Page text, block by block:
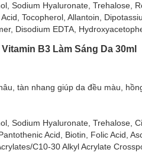
Jelly Mask Dưỡng Ẩm
20.000ppm giúp chăm sóc lỗ
ẩm bảo vệ da khỏi tác nhân gây
và giữ dưỡng chất tốt, đó là lý do
Vitamin B3 Làm Sáng
Làm Sáng Da 30mlvới
da đều màu và rạng rỡ hơn. Đồng
kiểm soát dầu thừa, giảm viêm và
Sodium Hyaluronate, Trehalose,
Tocopherol, Allantoin,
Disodium EDTA,
B3 Làm Sáng Da 30ml
tàn nhang giúp da đều màu,
Sodium Hyaluronate, Trehalose,
Acid, Biotin, Folic Acid,
C10-30 Alkyl Acrylate